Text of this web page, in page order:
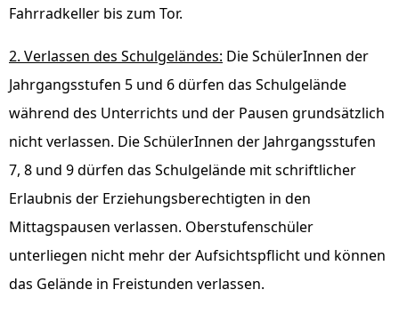
Fahrradkeller bis zum Tor.
2. Verlassen des Schulgeländes: Die SchülerInnen der
Jahrgangsstufen 5 und 6 dürfen das Schulgelände
während des Unterrichts und der Pausen grundsätzlich
nicht verlassen. Die SchülerInnen der Jahrgangsstufen
7, 8 und 9 dürfen das Schulgelände mit schriftlicher
Erlaubnis der Erziehungsberechtigten in den
Mittagspausen verlassen. Oberstufenschüler
unterliegen nicht mehr der Aufsichtspflicht und können
das Gelände in Freistunden verlassen.